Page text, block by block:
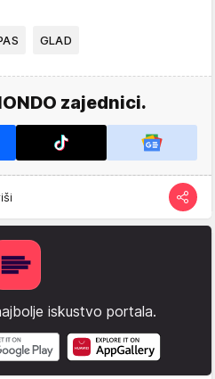
GLAD
zajednici.
iskustvo portala.